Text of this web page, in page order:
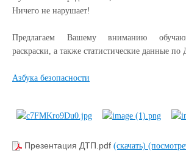
Ничего не нарушает!
Предлагаем Вашему вниманию
раскраски, а также статистические данные
Азбука безопасности
Презентация ДТП.pdf (скачать)